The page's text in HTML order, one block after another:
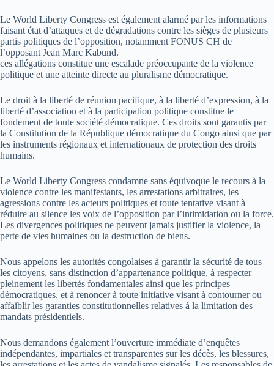
Le World Liberty Congress est également alarmé par les informations
faisant état d’attaques et de dégradations contre les sièges de plusieurs
partis politiques de l’opposition, notamment FONUS CH de
l’opposant Jean Marc Kabund.
ces allégations constitue une escalade préoccupante de la violence
politique et une atteinte directe au pluralisme démocratique.
Le droit à la liberté de réunion pacifique, à la liberté d’expression, à la
liberté d’association et à la participation politique constitue le
fondement de toute société démocratique. Ces droits sont garantis par
la Constitution de la République démocratique du Congo ainsi que par
les instruments régionaux et internationaux de protection des droits
humains.
Le World Liberty Congress condamne sans équivoque le recours à la
violence contre les manifestants, les arrestations arbitraires, les
agressions contre les acteurs politiques et toute tentative visant à
réduire au silence les voix de l’opposition par l’intimidation ou la force.
Les divergences politiques ne peuvent jamais justifier la violence, la
perte de vies humaines ou la destruction de biens.
Nous appelons les autorités congolaises à garantir la sécurité de tous
les citoyens, sans distinction d’appartenance politique, à respecter
pleinement les libertés fondamentales ainsi que les principes
démocratiques, et à renoncer à toute initiative visant à contourner ou
affaiblir les garanties constitutionnelles relatives à la limitation des
mandats présidentiels.
Nous demandons également l’ouverture immédiate d’enquêtes
indépendantes, impartiales et transparentes sur les décès, les blessures,